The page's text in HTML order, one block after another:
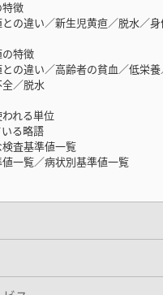
徴
違い／新生児黄疸／脱水／身
特徴
違い／高齢者の貧血／低栄養
／脱水
れる単位
る略語
査基準値一覧
一覧／病状別基準値一覧